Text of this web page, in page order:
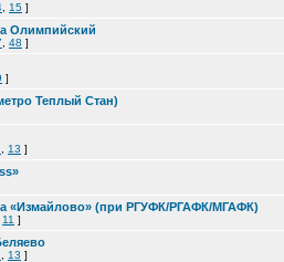
15 ]
Олимпийский
48 ]
]
Теплый Стан)
13 ]
«Измайлово» (при РГУФК/РГАФК/МГАФК)
11 ]
13 ]